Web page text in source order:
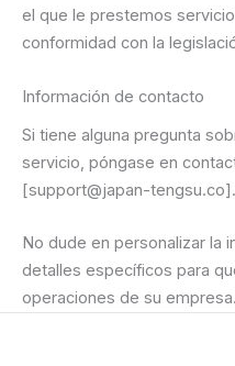
el que le prestemos
conformidad con la
Información de contacto
Si tiene alguna pregunta
servicio, póngase en
[support@japan-tengsu.co].
No dude en personalizar la
detalles específicos para
operaciones de su empresa.